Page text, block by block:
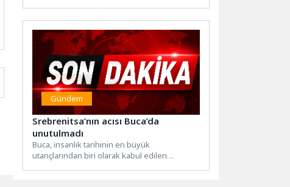
Gündem
Srebrenitsa’nın acısı Buca’da
unutulmadı
Buca, insanlık tarihinin en büyük
utançlarından biri olarak kabul edilen